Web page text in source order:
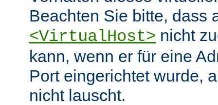
Beachten Sie bitte, dass
<VirtualHost> nicht
kann, wenn er für eine
Port eingerichtet wurde,
nicht lauscht.